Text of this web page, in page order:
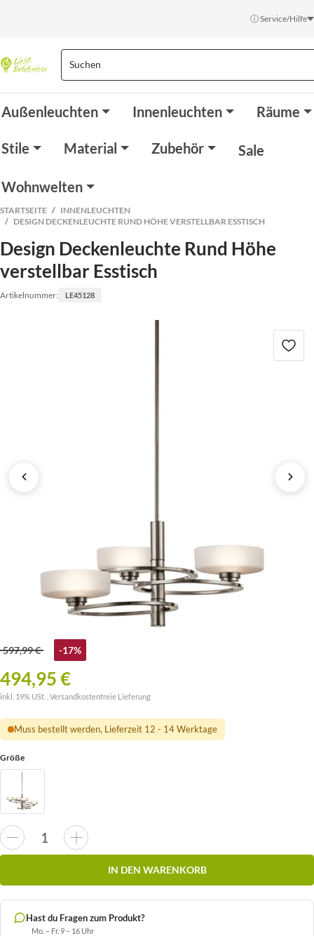
ⓘ Service/Hilfe
Außenleuchten Innenleuchten Räume
Stile Material Zubehör Sale
Wohnwelten
STARTSEITE
INNENLEUCHTEN
DESIGN DECKENLEUCHTE RUND HÖHE VERSTELLBAR ESSTISCH
Design Deckenleuchte Rund Höhe
verstellbar Esstisch
Artikelnummer: LE45128
597,99 € -17%
494,95 €
inkl. 19% USt. , Versandkostenfreie Lieferung
Muss bestellt werden, Lieferzeit 12 - 14 Werktage
Größe
IN DEN WARENKORB
Hast du Fragen zum Produkt?
Mo. – Fr. 9 – 16 Uhr